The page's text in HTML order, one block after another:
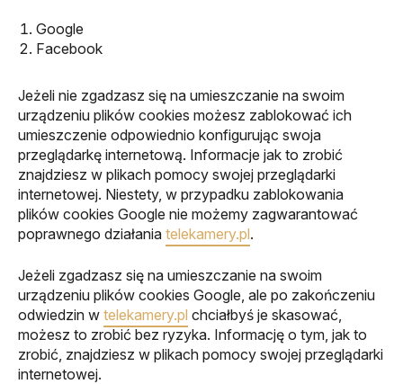
Google
Facebook
Jeżeli nie zgadzasz się na umieszczanie na swoim
urządzeniu plików cookies możesz zablokować ich
umieszczenie odpowiednio konfigurując swoja
przeglądarkę internetową. Informacje jak to zrobić
znajdziesz w plikach pomocy swojej przeglądarki
internetowej. Niestety, w przypadku zablokowania
plików cookies Google nie możemy zagwarantować
poprawnego działania telekamery.pl.
Jeżeli zgadzasz się na umieszczanie na swoim
urządzeniu plików cookies Google, ale po zakończeniu
odwiedzin w telekamery.pl chciałbyś je skasować,
możesz to zrobić bez ryzyka. Informację o tym, jak to
zrobić, znajdziesz w plikach pomocy swojej przeglądarki
internetowej.